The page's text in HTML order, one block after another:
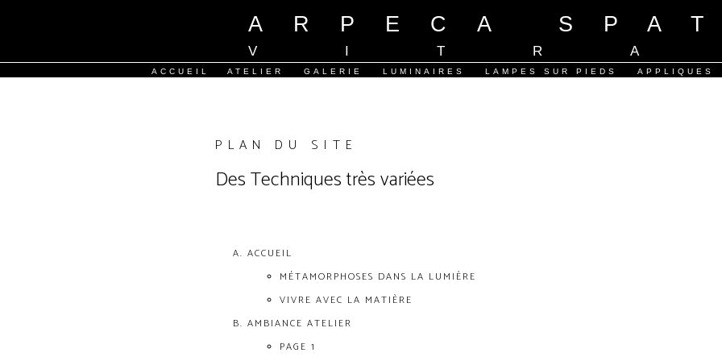
ARPECA
ACCUEIL ATELIER GALERIE LUMINAIRES LAMPES SUR PIEDS APPLIQUES
PLAN DU SITE
Des Techniques très variées
ACCUEIL
MÉTAMORPHOSES DANS LA LUMIÈRE
VIVRE AVEC LA MATIÈRE
AMBIANCE ATELIER
PAGE 1